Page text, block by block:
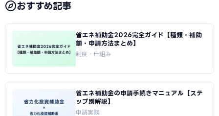
おすすめ記事
省エネ補助金2026完全ガイド【種類・補助
額・申請方法まとめ】
制度・仕組み
省エネ補助金の申請手続きマニュアル【ステ
ップ別解説】
申請実務